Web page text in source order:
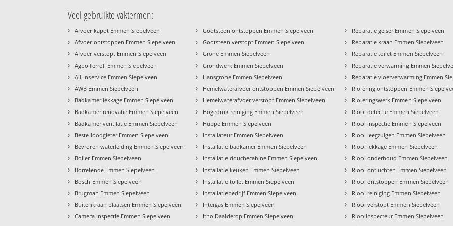
Veel gebruikte vaktermen:
› Afvoer kapot Emmen Siepelveen
› Afvoer ontstoppen Emmen Siepelveen
› Afvoer verstopt Emmen Siepelveen
› Agpo ferroli Emmen Siepelveen
› All-Inservice Emmen Siepelveen
› AWB Emmen Siepelveen
› Badkamer lekkage Emmen Siepelveen
› Badkamer renovatie Emmen Siepelveen
› Badkamer ventilatie Emmen Siepelveen
› Beste loodgieter Emmen Siepelveen
› Bevroren waterleiding Emmen Siepelveen
› Boiler Emmen Siepelveen
› Borrelende Emmen Siepelveen
› Bosch Emmen Siepelveen
› Brugman Emmen Siepelveen
› Buitenkraan plaatsen Emmen Siepelveen
› Camera inspectie Emmen Siepelveen
› Gootsteen ontstoppen Emmen Siepelveen
› Gootsteen verstopt Emmen Siepelveen
› Grohe Emmen Siepelveen
› Grondwerk Emmen Siepelveen
› Hansgrohe Emmen Siepelveen
› Hemelwaterafvoer ontstoppen Emmen Siepelveen
› Hemelwaterafvoer verstopt Emmen Siepelveen
› Hogedruk reiniging Emmen Siepelveen
› Huppe Emmen Siepelveen
› Installateur Emmen Siepelveen
› Installatie badkamer Emmen Siepelveen
› Installatie douchecabine Emmen Siepelveen
› Installatie keuken Emmen Siepelveen
› Installatie toilet Emmen Siepelveen
› Installatiebedrijf Emmen Siepelveen
› Intergas Emmen Siepelveen
› Itho Daalderop Emmen Siepelveen
› Reparatie geiser Emmen Siepelveen
› Reparatie kraan Emmen Siepelveen
› Reparatie toilet Emmen Siepelveen
› Reparatie verwarming Emmen
› Reparatie vloerverwarming Emmen
› Riolering ontstoppen Emmen
› Rioleringswerk Emmen Siepelveen
› Riool detectie Emmen Siepelveen
› Riool inspectie Emmen Siepelveen
› Riool leegzuigen Emmen Siepelveen
› Riool lekkage Emmen Siepelveen
› Riool onderhoud Emmen Siepelveen
› Riool ontluchten Emmen Siepelveen
› Riool ontstoppen Emmen Siepelveen
› Riool reiniging Emmen Siepelveen
› Riool verstopt Emmen Siepelveen
› Rioolinspecteur Emmen Siepelveen